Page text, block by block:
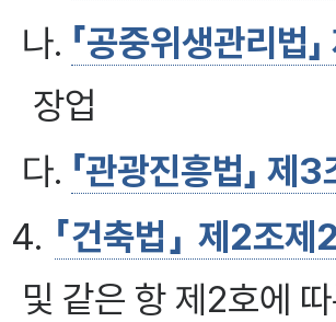
나. 「공중위생관리법
장업
다. 「관광진흥법」 제
4. 「건축법」 제2조
및 같은 항 제2호에